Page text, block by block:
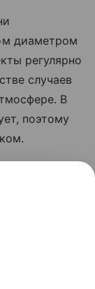
диаметром
регулярно
случаев
В
поэтому
ученые